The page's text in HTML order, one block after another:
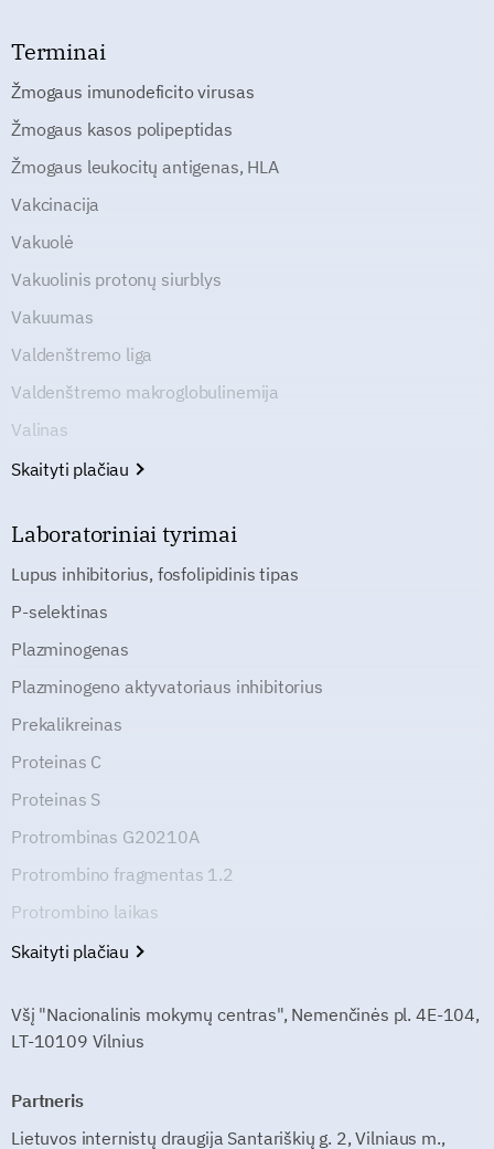
Terminai
Žmogaus imunodeficito virusas
Žmogaus kasos polipeptidas
Žmogaus leukocitų antigenas, HLA
Vakcinacija
Vakuolė
Vakuolinis protonų siurblys
Vakuumas
Valdenštremo liga
Valdenštremo makroglobulinemija
Valinas
Skaityti plačiau
Laboratoriniai tyrimai
Lupus inhibitorius, fosfolipidinis tipas
P-selektinas
Plazminogenas
Plazminogeno aktyvatoriaus inhibitorius
Prekalikreinas
Proteinas C
Proteinas S
Protrombinas G20210A
Protrombino fragmentas 1.2
Protrombino laikas
Skaityti plačiau
Všį "Nacionalinis mokymų centras", Nemenčinės pl. 4E-104,
LT-10109 Vilnius
Partneris
Lietuvos internistų draugija Santariškių g. 2, Vilniaus m.,